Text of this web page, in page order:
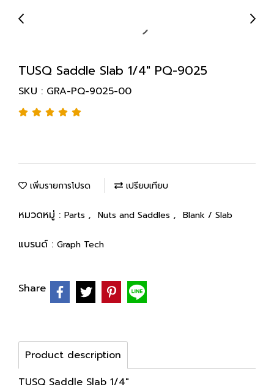
TUSQ Saddle Slab 1/4" PQ-9025
SKU : GRA-PQ-9025-00
เพิ่มรายการโปรด เปรียบเทียบ
หมวดหมู่ : Parts , Nuts and Saddles , Blank / Slab
แบรนด์ : Graph Tech
Share
Product description
TUSQ Saddle Slab 1/4"